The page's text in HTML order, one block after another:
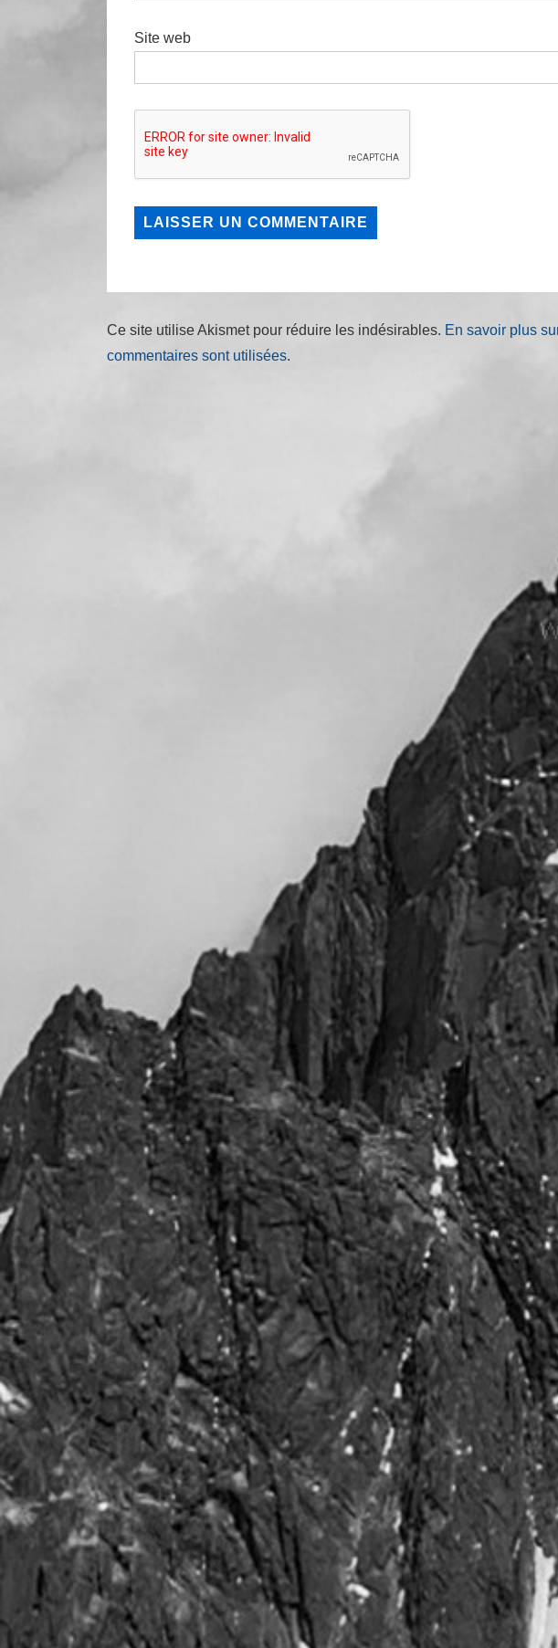
Site web
Ce site utilise Akismet pour réduire les indésirables. En savoir plus
commentaires sont utilisées.